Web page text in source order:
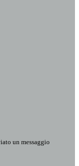
un messaggio